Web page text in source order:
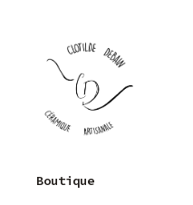
Céramique
Boutique